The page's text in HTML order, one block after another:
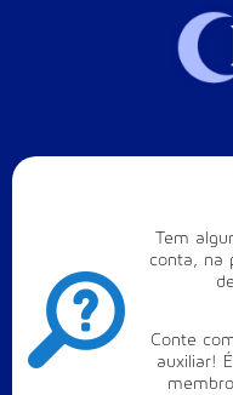
Tem
conta, na
Conte
auxiliar!